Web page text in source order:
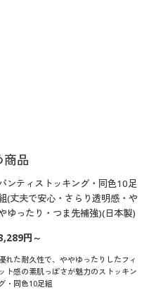
商品
ンティストッキング・同色10足
(丈夫で安心・さらり透明感・や
ゆったり・つま先補強)(日本製)
円～
れた耐久性で、ややゆったりしたフィ
ット感の素肌っぽさが魅力のストッキン
・同色10足組